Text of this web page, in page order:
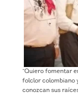
“Quiero fomentar
folclor colombiano
conozcan sus